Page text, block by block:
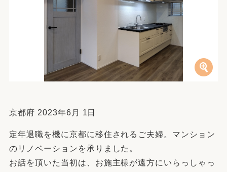
京都府 2023年6月 1日
定年退職を機に京都に移住されるご夫婦。マンション
のリノベーションを承りました。
お話を頂いた当初は、お施主様が遠方にいらっしゃっ